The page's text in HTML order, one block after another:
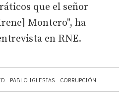
PABLO IGLESIAS CORRUPCIÓN
que el señor
Montero", ha
en RNE.